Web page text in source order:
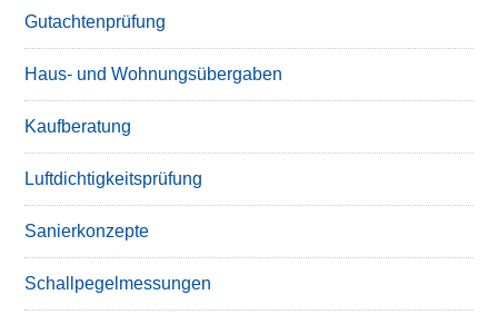
Gutachtenprüfung
Haus- und Wohnungsübergaben
Kaufberatung
Luftdichtigkeitsprüfung
Sanierkonzepte
Schallpegelmessungen